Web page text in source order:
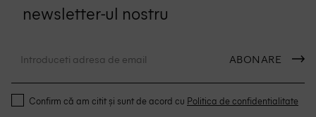
newsletter-ul nostru
ABONARE
Confirm că am citit și sunt de acord cu Politica de confidentialitate